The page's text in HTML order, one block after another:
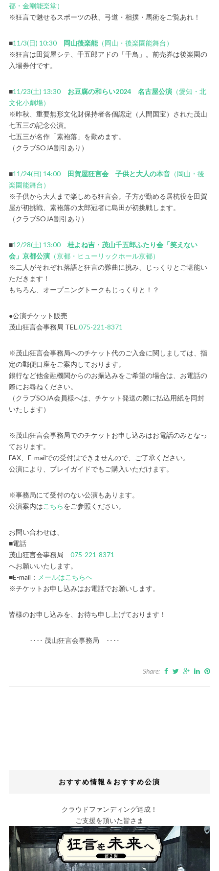
都・金剛能楽堂）
※狂言で魅せるスポーツの秋、弓道・相撲・馬術をご覧あれ！
■11/3(日) 10:30 岡山後楽能（岡山・後楽園能舞台）
※狂言は田賀屋シテ、千五郎アドの「千鳥」。前売券は後楽園の
入場券付です。
■11/23(土) 13:30 お豆腐の和らい2024 名古屋公演（愛知・北
文化小劇場）
※昨秋、重要無形文化財保持者各個認定（人間国宝）された茂山
七五三の記念公演。
七五三が名作「素袍落」を勤めます。
（クラブSOJA割引あり）
■11/24(日) 14:00 田賀屋狂言会 子供と大人の本音（岡山・後
楽園能舞台）
※子供から大人まで楽しめる狂言会。子方が勤める居杭役を田賀
屋が初挑戦、素袍落の太郎冠者に島田が初挑戦します。
（クラブSOJA割引あり）
■12/28(土) 13:00 桂よね吉・茂山千五郎ふたり会「笑えない
会」京都公演（京都・ヒューリックホール京都）
※二人がそれぞれ落語と狂言の難曲に挑み、じっくりとご堪能い
ただきます！
もちろん、オープニングトークもじっくりと！？
●公演チケット販売
茂山狂言会事務局 TEL.075-221-8371
※茂山狂言会事務局へのチケット代のご入金に関しましては、指
定の郵便口座をご案内しております。
銀行など他金融機関からのお振込みをご希望の場合は、お電話の
際にお尋ねください。
（クラブSOJA会員様へは、チケット発送の際に払込用紙を同封
いたします）
※茂山狂言会事務局でのチケットお申し込みはお電話のみとなっ
ております。
FAX、E-mailでの受付はできませんので、ご了承ください。
公演により、プレイガイドでもご購入いただけます。
※事務局にて受付のない公演もあります。
公演案内はこちらをご参照ください。
お問い合わせは、
■電話
茂山狂言会事務局 075-221-8371
へお願いいたします。
■E-mail： メールはこちらへ
※チケットお申し込みはお電話でお願いします。
皆様のお申し込みを、お待ち申し上げております！
‥‥ 茂山狂言会事務局 ‥‥
Share:
おすすめ情報＆おすすめ公演
クラウドファンディング達成！
ご支援を頂いた皆さま